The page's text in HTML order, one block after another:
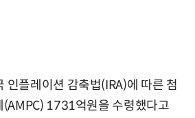
인플레이션 감축법(IRA)에 따른 첨
1731억원을 수령했다고